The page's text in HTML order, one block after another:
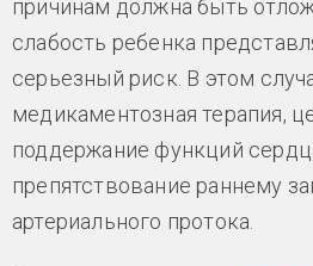
причинам должна быть
слабость ребенка
серьезный риск. В этом
медикаментозная терапия,
поддержание функций
препятствование раннему
артериального протока.